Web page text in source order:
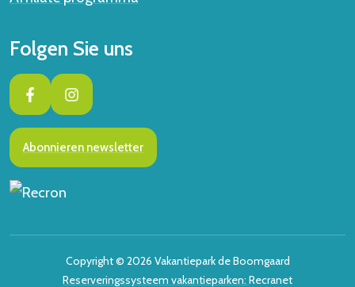
Folgen Sie uns
Abonnieren newsletter
Copyright © 2026 Vakantiepark de Boomgaard
Reserveringssysteem vakantieparken: Recranet